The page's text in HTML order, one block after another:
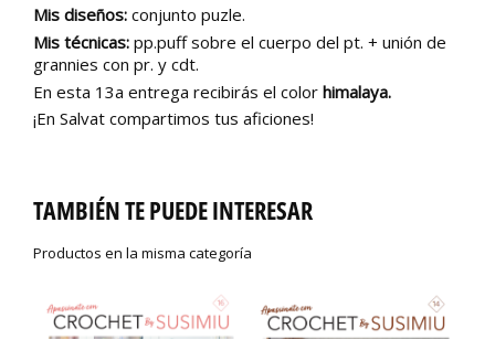
Mis diseños: conjunto puzle.
Mis técnicas: pp.puff sobre el cuerpo del pt. + unión de
grannies con pr. y cdt.
En esta 13a entrega recibirás el color himalaya.
¡En Salvat compartimos tus aficiones!
TAMBIÉN TE PUEDE INTERESAR
Productos en la misma categoría